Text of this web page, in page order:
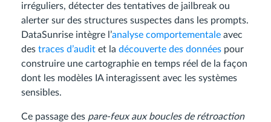
irréguliers, détecter des tentatives de jailbreak ou
alerter sur des structures suspectes dans les prompts.
DataSunrise intègre l’analyse comportementale avec
des traces d’audit et la découverte des données pour
construire une cartographie en temps réel de la façon
dont les modèles IA interagissent avec les systèmes
sensibles.
Ce passage des pare-feux aux boucles de rétroaction